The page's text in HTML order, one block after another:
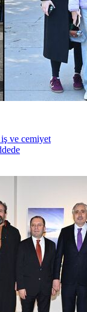
ve cemiyet